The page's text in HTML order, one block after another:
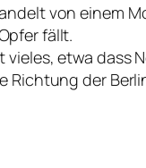
von einem
fällt.
vieles, etwa dass
Richtung der